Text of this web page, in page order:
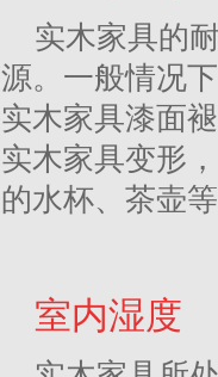
实木家具的
源。一般情况
实木家具漆面
实木家具变形
的水杯、茶壶
室内湿度